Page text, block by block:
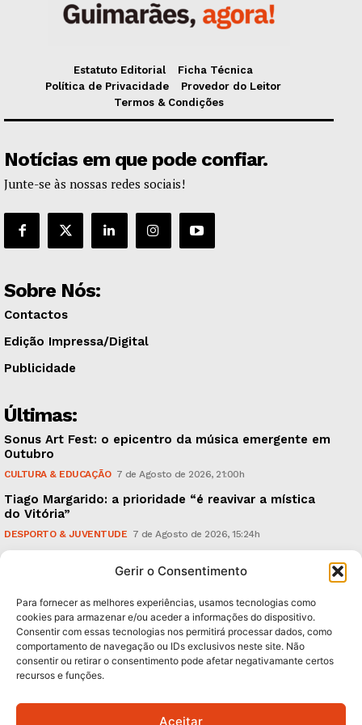
Gerir o Consentimento
Para fornecer as melhores experiências, usamos tecnologias como
cookies para armazenar e/ou aceder a informações do dispositivo.
Consentir com essas tecnologias nos permitirá processar dados, como
comportamento de navegação ou IDs exclusivos neste site. Não
consentir ou retirar o consentimento pode afetar negativamante certos
recursos e funções.
Aceitar
Estatuto Editorial
Ficha Técnica
Política de Privacidade
Provedor do Leitor
Termos & Condições
Notícias em que pode confiar.
Junte-se às nossas redes sociais!
Sobre Nós:
Contactos
Edição Impressa/Digital
Publicidade
Últimas:
Sonus Art Fest: o epicentro da música emergente em
Outubro
CULTURA & EDUCAÇÃO 7 de Agosto de 2026, 21:00h
Tiago Margarido: a prioridade “é reavivar a mística
do Vitória”
DESPORTO & JUVENTUDE 7 de Agosto de 2026, 15:24h
caudais e antecipa situações de risco
Subscreva Newsletter: